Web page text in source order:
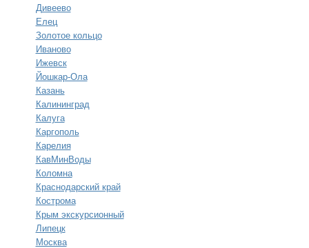
Дивеево
Елец
Золотое кольцо
Иваново
Ижевск
Йошкар-Ола
Казань
Калининград
Калуга
Каргополь
Карелия
КавМинВоды
Коломна
Краснодарский край
Кострома
Крым экскурсионный
Липецк
Москва